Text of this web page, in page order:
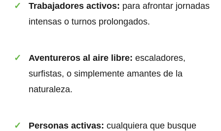
Trabajadores activos: para afrontar jornadas
intensas o turnos prolongados.
Aventureros al aire libre: escaladores,
surfistas, o simplemente amantes de la
naturaleza.
Personas activas: cualquiera que busque